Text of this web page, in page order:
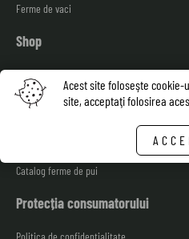
Ferme de vaci
Shop
Livrarea bunurilor
Fisa tehnica de securitate
Garanția calității: 100% drept de retur
Catalog ferme de pui
Protecția consumatorului
Politica de confidențialitate
Acest site foloseşte
site, acceptaţi folosirea